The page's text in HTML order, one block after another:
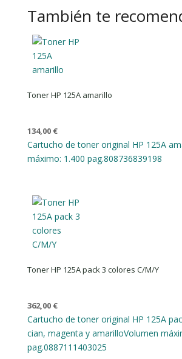
También te
Toner HP 125A amarillo
134,00 €
Cartucho de toner original HP 125A
máximo: 1.400 pag.808736839198
Toner HP 125A pack 3 colores C/M/Y
362,00 €
Cartucho de toner original HP 125A
cian, magenta y amarilloVolumen
pag.0887111403025